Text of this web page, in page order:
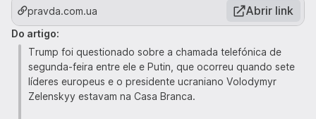
pravda.com.ua Abrir link
Do artigo:
Trump foi questionado sobre a chamada telefónica de
segunda-feira entre ele e Putin, que ocorreu quando sete
líderes europeus e o presidente ucraniano Volodymyr
Zelenskyy estavam na Casa Branca.